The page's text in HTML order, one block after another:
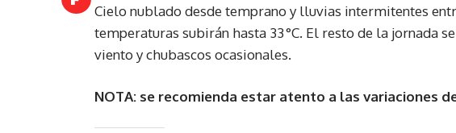
Cielo nublado desde temprano y lluvias intermitentes
temperaturas subirán hasta 33 °C. El resto de la jornada
viento y chubascos ocasionales.
NOTA: se recomienda estar atento a las variaciones